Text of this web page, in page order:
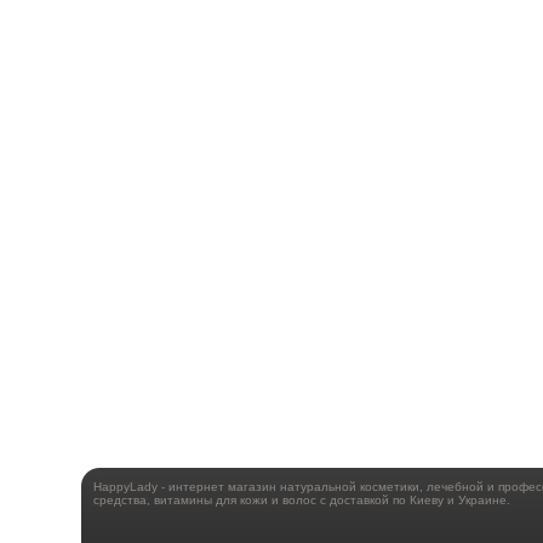
HappyLady - интернет магазин натуральной косметики, лечебной и
средства, витамины для кожи и волос с доставкой по Киеву и Украине.